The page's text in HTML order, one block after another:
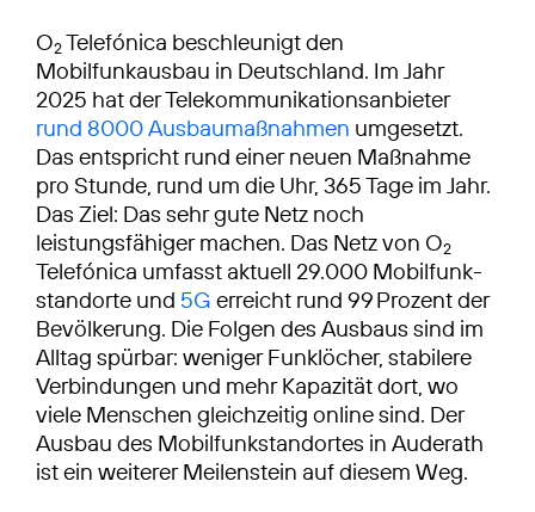
O2Telefónica beschleunigt den
Mobilfunkausbau in Deutschland. Im Jahr
2025 hat der Telekommunikationsanbieter
rund 8000 Ausbaumaßnahmen umgesetzt.
Das entspricht rund einer neuen Maßnahme
pro Stunde, rund um die Uhr, 365 Tage im Jahr.
Das Ziel: Das sehr gute Netz noch
leistungsfähiger machen. Das Netz von O2
Telefónica umfasst aktuell 29.000 Mobilfunk­
standorte und 5G erreicht rund 99 Prozent der
Bevölkerung. Die Folgen des Ausbaus sind im
Alltag spürbar: weniger Funklöcher, stabilere
Verbindungen und mehr Kapazität dort, wo
viele Menschen gleichzeitig online sind. Der
Ausbau des Mobilfunkstandortes in Auderath
ist ein weiterer Meilenstein auf diesem Weg.